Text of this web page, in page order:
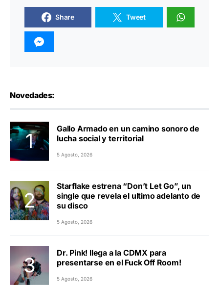
Share Tweet
Novedades:
Gallo Armado en un camino sonoro de
lucha social y territorial
5 Agosto, 2026
Starflake estrena “Don’t Let Go”, un
single que revela el ultimo adelanto de
su disco
5 Agosto, 2026
Dr. Pink! llega a la CDMX para
presentarse en el Fuck Off Room!
5 Agosto, 2026